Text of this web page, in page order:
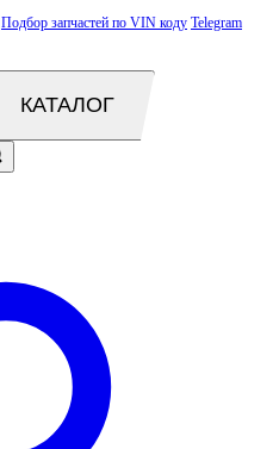
Подбор запчастей по VIN коду Telegram
КАТАЛОГ